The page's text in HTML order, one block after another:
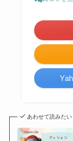
あわせて読みたい